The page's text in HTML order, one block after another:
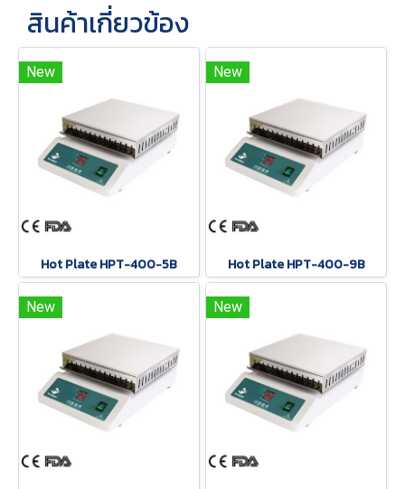
สินค้าเกี่ยวข้อง
New
Hot Plate HPT-400-5B
New
Hot Plate HPT-400-9B
New New